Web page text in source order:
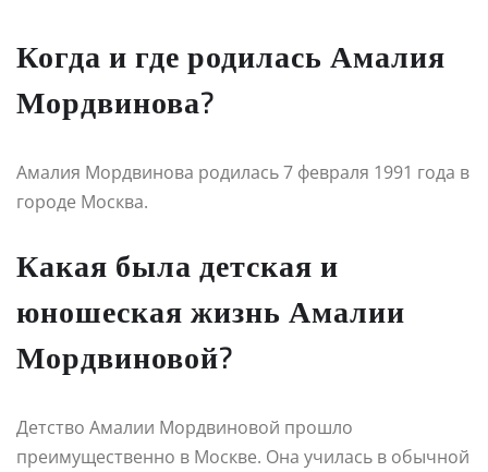
Когда и где родилась Амалия
Мордвинова?
Амалия Мордвинова родилась 7 февраля 1991 года в
городе Москва.
Какая была детская и
юношеская жизнь Амалии
Мордвиновой?
Детство Амалии Мордвиновой прошло
преимущественно в Москве. Она училась в обычной